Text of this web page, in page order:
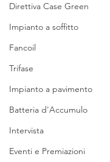
Direttiva Case Green
Impianto a soffitto
Fancoil
Trifase
Impianto a pavimento
Batteria d'Accumulo
Intervista
Eventi e Premiazioni